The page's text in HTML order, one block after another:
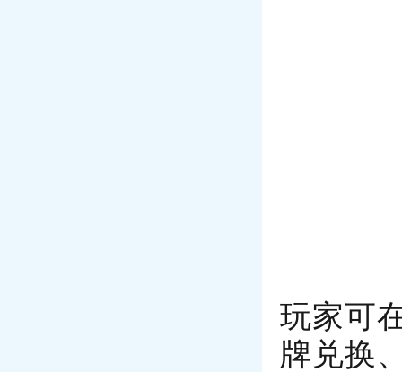
玩家可
牌兑换